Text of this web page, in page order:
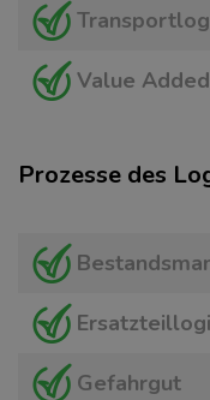
Value
Prozesse des
Gefahrgut